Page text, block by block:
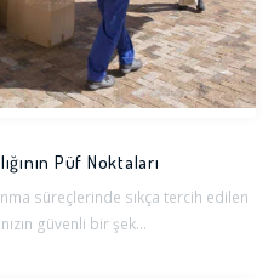
Püf Noktaları
süreçlerinde sıkça tercih edilen
güvenli bir şek...